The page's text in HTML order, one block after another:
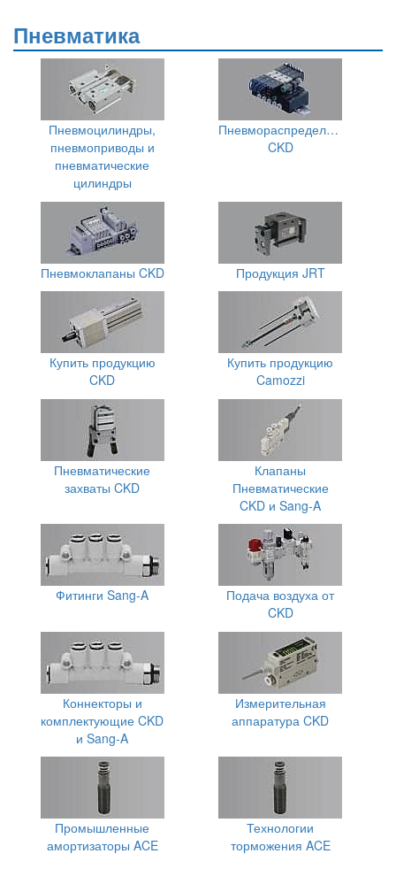
Пневматика
Пневмоцилиндры,
пневмоприводы и
пневматические
цилиндры
Пневмораспределители
CKD
Пневмоклапаны CKD Продукция JRT
Купить продукцию
CKD
Купить продукцию
Camozzi
Пневматические
захваты CKD
Клапаны
Пневматические
CKD и Sang-A
Фитинги Sang-A
Подача воздуха от
CKD
Коннекторы и
комплектующие CKD
и Sang-A
Измерительная
аппаратура CKD
Промышленные
амортизаторы ACE
Технологии
торможения ACE